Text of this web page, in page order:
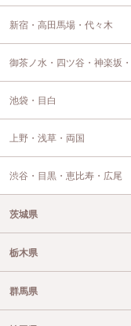
新宿・高田馬場・代々木
御茶ノ水・四ツ谷・神楽坂
池袋・目白
上野・浅草・両国
渋谷・目黒・恵比寿・広尾
茨城県
栃木県
群馬県